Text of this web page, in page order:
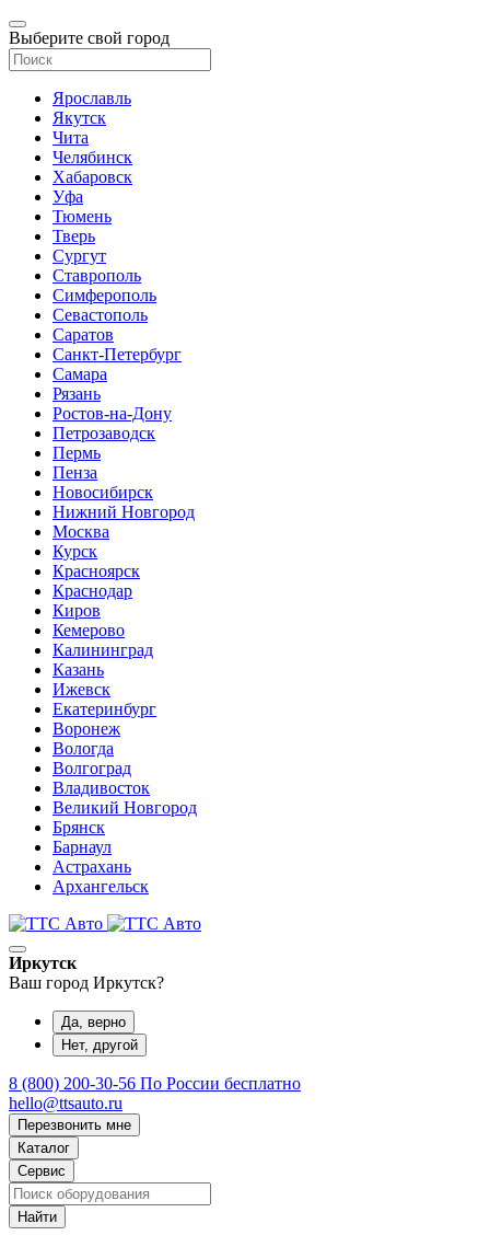
Выберите свой город
Ярославль
Якутск
Чита
Челябинск
Хабаровск
Уфа
Тюмень
Тверь
Сургут
Ставрополь
Симферополь
Севастополь
Саратов
Санкт-Петербург
Самара
Рязань
Ростов-на-Дону
Петрозаводск
Пермь
Пенза
Новосибирск
Нижний Новгород
Москва
Курск
Красноярск
Краснодар
Киров
Кемерово
Калининград
Казань
Ижевск
Екатеринбург
Воронеж
Вологда
Волгоград
Владивосток
Великий Новгород
Брянск
Барнаул
Астрахань
Архангельск
Иркутск
Ваш город Иркутск?
Да, верно
Нет, другой
8 (800) 200-30-56 По России бесплатно
hello@ttsauto.ru
Перезвонить мне
Каталог
Сервис